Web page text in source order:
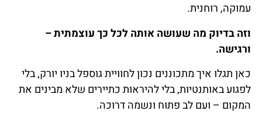
עמוקה, רוחנית.
וזה בדיוק מה שעושה אותה לכל כך עוצמתית –
ורגישה.
כאן תגלו איך מתכוננים נכון לחוויית גוספל בניו יורק, בלי
לפגוע באותנטיות, בלי להיראות כתיירים שלא מבינים את
המקום – ועם לב פתוח ונשמה דרוכה.